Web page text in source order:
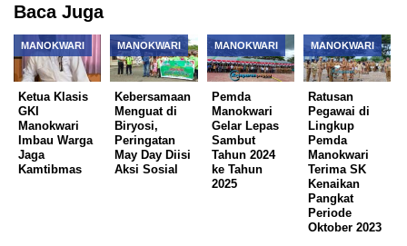
Baca Juga
MANOKWARI
Ketua Klasis
GKI
Manokwari
Imbau Warga
Jaga
Kamtibmas
MANOKWARI
Kebersamaan
Menguat di
Biryosi,
Peringatan
May Day Diisi
Aksi Sosial
MANOKWARI
Pemda
Manokwari
Gelar Lepas
Sambut
Tahun 2024
ke Tahun
2025
MANOKWARI
Ratusan
Pegawai di
Lingkup
Pemda
Manokwari
Terima SK
Kenaikan
Pangkat
Periode
Oktober 2023